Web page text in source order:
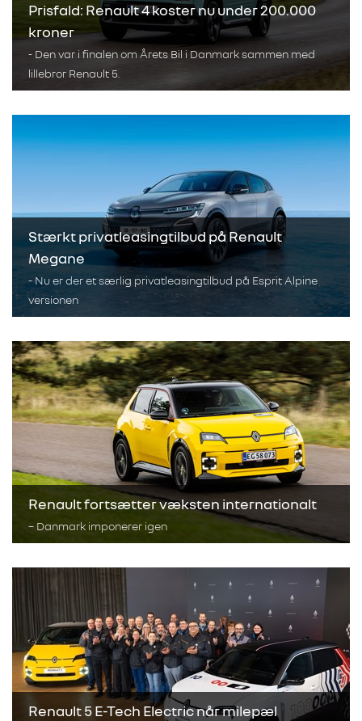
Prisfald: Renault 4 koster nu under 200.000
kroner
- Den var i finalen om Årets Bil i Danmark sammen med
lillebror Renault 5.
Stærkt privatleasingtilbud på Renault
Megane
- Nu er der et særlig privatleasingtilbud på Esprit Alpine
versionen
Renault fortsætter væksten internationalt
– Danmark imponerer igen
Renault 5 E-Tech Electric når milepæl